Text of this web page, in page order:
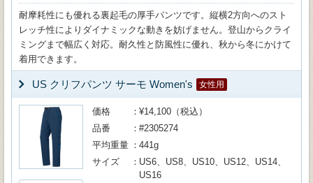
耐摩耗性にも優れる裏起毛の厚手パンツです。縦横2方向へのスト
レッチ性によりダイナミックな動きを妨げません。登山からクライ
ミングまで幅広く対応。耐久性と防風性に優れ、秋から冬にかけて
着用できます。
US クリフパンツ サーモ Women's 女性用
価格
¥14,100（税込）
品番
#2305274
平均重量
441g
サイズ
US6、US8、US10、US12、US14、
US16